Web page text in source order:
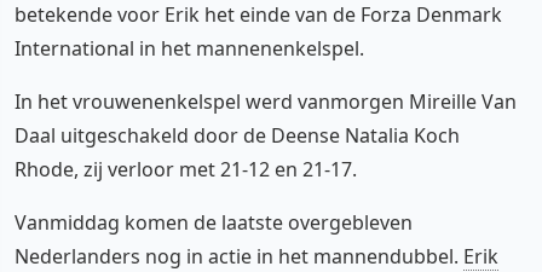
betekende voor Erik het einde van de Forza Denmark
International in het mannenenkelspel.
In het vrouwenenkelspel werd vanmorgen Mireille Van
Daal uitgeschakeld door de Deense Natalia Koch
Rhode, zij verloor met 21-12 en 21-17.
Vanmiddag komen de laatste overgebleven
Nederlanders nog in actie in het mannendubbel. Erik